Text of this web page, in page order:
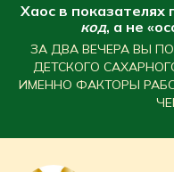
Хаос в
код, а не
ЗА ДВА ВЕЧЕРА ВЫ
ДЕТСКОГО
ИМЕННО ФАКТОРЫ